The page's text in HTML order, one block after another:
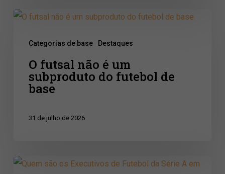
Categorias de base Destaques
O
base
O futsal não é um
subproduto do futebol de
base
31 de julho de 2026
Quem